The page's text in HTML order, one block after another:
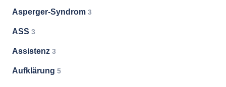
Asperger-Syndrom 3
ASS 3
Assistenz 3
Aufklärung 5